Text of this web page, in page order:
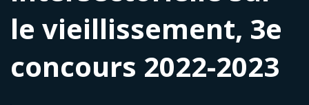
le vieillissement, 3e
concours 2022-2023